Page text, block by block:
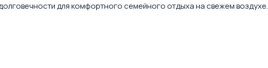
для комфортного семейного отдыха на свежем воздухе.